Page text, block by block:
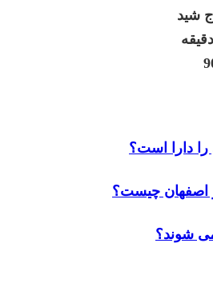
شید
دارا است؟
اصفهان چیست؟
شوند؟